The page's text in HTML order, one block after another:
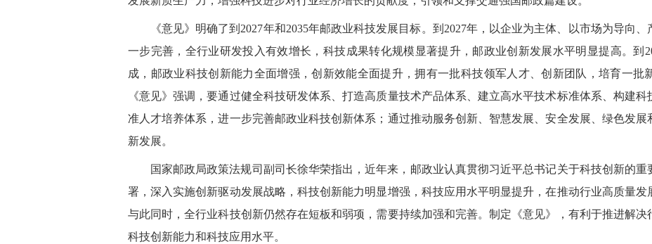
《意见》明确了到2027年和2035年邮政业科技发展目标。到2027年，以企业为主体、以市场为导向
一步完善，全行业研发投入有效增长，科技成果转化规模显著提升，邮政业创新发展水平明显提高。到
成，邮政业科技创新能力全面增强，创新效能全面提升，拥有一批科技领军人才、创新团队，培育一批
《意见》强调，要通过健全科技研发体系、打造高质量技术产品体系、建立高水平技术标准体系、构建
准人才培养体系，进一步完善邮政业科技创新体系；通过推动服务创新、智慧发展、安全发展、绿色发展
新发展。
国家邮政局政策法规司副司长徐华荣指出，近年来，邮政业认真贯彻习近平总书记关于科技创新的
署，深入实施创新驱动发展战略，科技创新能力明显增强，科技应用水平明显提升，在推动行业高质量发
与此同时，全行业科技创新仍然存在短板和弱项，需要持续加强和完善。制定《意见》，有利于推进解
科技创新能力和科技应用水平。